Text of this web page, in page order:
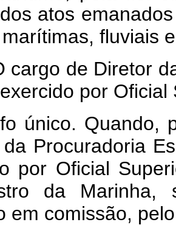
atos
fluviais
cargo de Diretor
por
único. Quando,
Procuradoria
por Oficial
da Marinha,
em comissão,